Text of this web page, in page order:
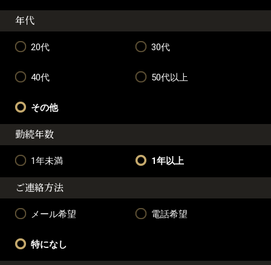
年代
20代 30代
40代 50代以上
その他
勤続年数
1年未満 1年以上
ご連絡方法
メール希望 電話希望
特になし